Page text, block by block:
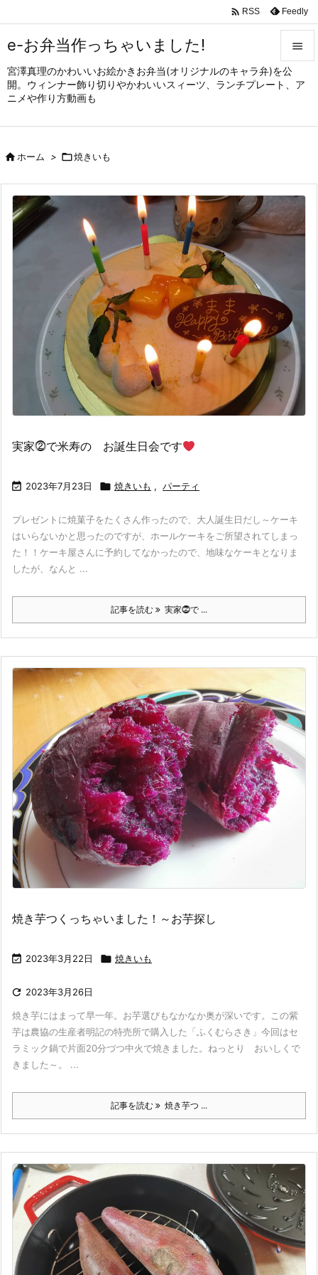
e-お弁当作っちゃいました!
宮澤真理のかわいいお絵かきお弁当(オリジナルのキャラ弁)を公
開。ウィンナー飾り切りやかわいいスィーツ、ランチプレート、ア
ニメや作り方動画も


メニュ
サイド

次へ

検索
 RSS Feedly
ホーム > 焼きいも
実家⓶で米寿の お誕生日会です
 2023年7月23日  焼きいも , パーティ
プレゼントに焼菓子をたくさん作ったので、大人誕生日だし～ケーキ
はいらないかと思ったのですが、ホールケーキをご所望されてしまっ
た！！ケーキ屋さんに予約してなかったので、地味なケーキとなりま
したが、なんと ...
記事を読む 実家⓶で ...
焼き芋つくっちゃいました！～お芋探し
 2023年3月22日  焼きいも
 2023年3月26日
焼き芋にはまって早一年。お芋選びもなかなか奥が深いです。この紫
芋は農協の生産者明記の特売所で購入した「ふくむらさき」今回はセ
ラミック鍋で片面20分づつ中火で焼きました。ねっとり おいしくで
きました～。 ...
記事を読む 焼き芋つ ...